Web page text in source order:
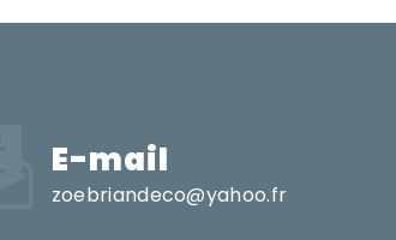
E-mail
zoebriandeco@yahoo.fr